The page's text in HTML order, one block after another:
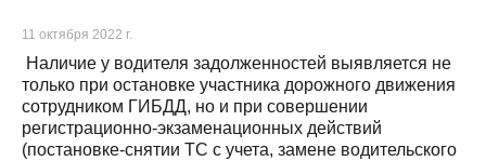
11 октября 2022 г.
Наличие у водителя задолженностей выявляется не
только при остановке участника дорожного движения
сотрудником ГИБДД, но и при совершении
регистрационно-экзаменационных действий
(постановке-снятии ТС с учета, замене водительского